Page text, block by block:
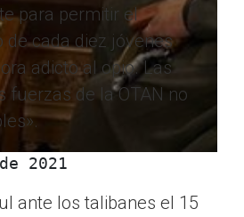
para permitir el
de cada diez jóvenes
adicto al opio. Las
fuerzas de la OTAN no
2021
ante los talibanes el 15